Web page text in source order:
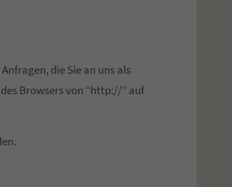
die Sie an uns als
Browsers von “http://” auf